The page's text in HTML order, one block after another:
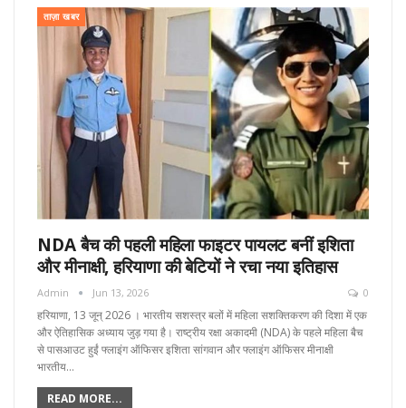
ताज़ा खबर
NDA बैच की पहली महिला फाइटर पायलट बनीं इशिता
और मीनाक्षी, हरियाणा की बेटियों ने रचा नया इतिहास
Admin Jun 13, 2026 0
हरियाणा, 13 जून्‌ 2026 । भारतीय सशस्त्र बलों में महिला सशक्तिकरण की दिशा में एक
और ऐतिहासिक अध्याय जुड़ गया है। राष्ट्रीय रक्षा अकादमी (NDA) के पहले महिला बैच
से पासआउट हुईं फ्लाइंग ऑफिसर इशिता सांगवान और फ्लाइंग ऑफिसर मीनाक्षी
भारतीय…
READ MORE...